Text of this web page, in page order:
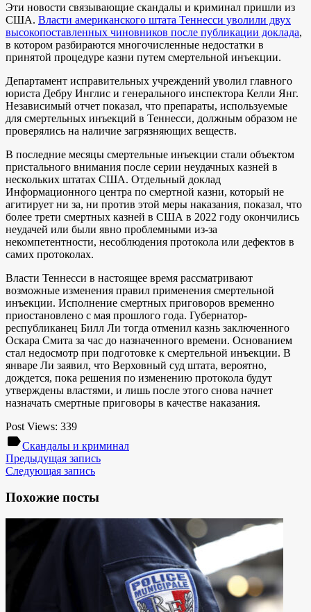
Эти новости связывающие скандалы и криминал пришли из
США. Власти американского штата Теннесси уволили двух
высокопоставленных чиновников после публикации доклада,
в котором разбираются многочисленные недостатки в
принятой процедуре казни путем смертельной инъекции.
Департамент исправительных учреждений уволил главного
юриста Дебру Инглис и генерального инспектора Келли Янг.
Независимый отчет показал, что препараты, используемые
для смертельных инъекций в Теннесси, должным образом не
проверялись на наличие загрязняющих веществ.
В последние месяцы смертельные инъекции стали объектом
пристального внимания после серии неудачных казней в
нескольких штатах США. Отдельный доклад
Информационного центра по смертной казни, который не
агитирует ни за, ни против этой меры наказания, показал, что
более трети смертных казней в США в 2022 году окончились
неудачей или были явно проблемными из-за
некомпетентности, несоблюдения протокола или дефектов в
самих протоколах.
Власти Теннесси в настоящее время рассматривают
возможные изменения правил применения смертельной
инъекции. Исполнение смертных приговоров временно
приостановлено с мая прошлого года. Губернатор-
республиканец Билл Ли тогда отменил казнь заключенного
Оскара Смита за час до назначенного времени. Основанием
стал недосмотр при подготовке к смертельной инъекции. В
январе Ли заявил, что Верховный суд штата, вероятно,
дождется, пока решения по изменению протокола будут
утверждены властями, и лишь после этого снова начнет
назначать смертные приговоры в качестве наказания.
Post Views: 339
labelСкандалы и криминал
Предыдущая запись
Следующая запись
Похожие посты